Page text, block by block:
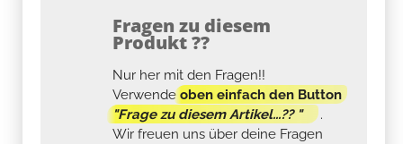
Fragen zu diesem
Produkt ??
Nur her mit den Fragen!!
Verwendeoben einfach den Button
"Frage zu diesem Artikel...?? "
.
Wir freuen uns über deine Fragen